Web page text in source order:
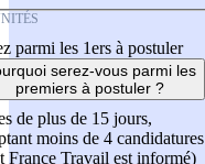
parmi les 1ers à postuler
serez-vous parmi les
premiers à postuler ?
de plus de 15 jours,
moins de 4 candidatures
France Travail est informé)